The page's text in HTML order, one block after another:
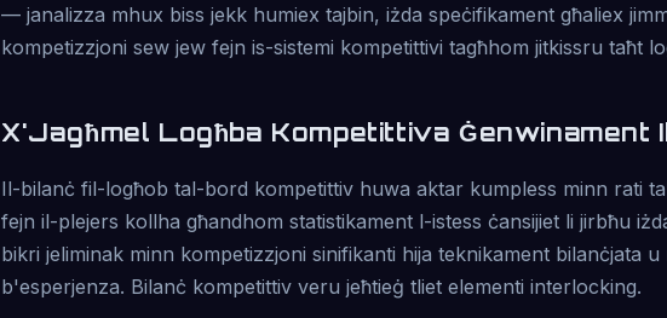
— janalizza mhux biss jekk humiex tajbin, iżda speċifikament għaliex
kompetizzjoni sew jew fejn is-sistemi kompetittivi tagħhom jitkissru taħt
X'Jagħmel Logħba Kompetittiva Ġenwinament
Il-bilanċ fil-logħob tal-bord kompetittiv huwa aktar kumpless minn rati
fejn il-plejers kollha għandhom statistikament l-istess ċansijiet li jirbħu
bikri jeliminak minn kompetizzjoni sinifikanti hija teknikament bilanċjata u
b'esperjenza. Bilanċ kompetittiv veru jeħtieġ tliet elementi interlocking.